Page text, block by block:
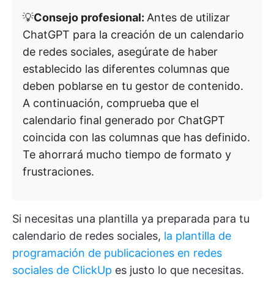
💡Consejo profesional: Antes de utilizar
ChatGPT para la creación de un calendario
de redes sociales, asegúrate de haber
establecido las diferentes columnas que
deben poblarse en tu gestor de contenido.
A continuación, comprueba que el
calendario final generado por ChatGPT
coincida con las columnas que has definido.
Te ahorrará mucho tiempo de formato y
frustraciones.
Si necesitas una plantilla ya preparada para tu
calendario de redes sociales, la plantilla de
programación de publicaciones en redes
sociales de ClickUp es justo lo que necesitas.